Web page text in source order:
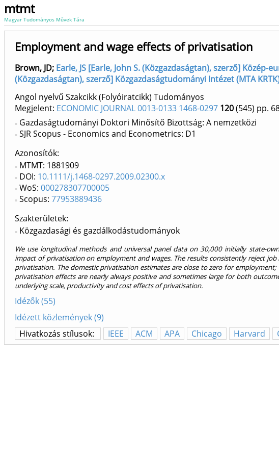
mtmt
Magyar Tudományos Művek Tára
Employment and wage effects of privatisation
Brown, JD; Earle, JS [Earle, John S. (Közgazdaságtan), szerző] Közép-
(Közgazdaságtan), szerző] Közgazdaságtudományi Intézet (MTA
Angol nyelvű Szakcikk (Folyóiratcikk) Tudományos
Megjelent: ECONOMIC JOURNAL 0013-0133 1468-0297 120(545) pp.
Gazdaságtudományi Doktori Minősítő Bizottság: A nemzetközi
SJR Scopus - Economics and Econometrics: D1
Azonosítók
MTMT: 1881909
DOI: 10.1111/j.1468-0297.2009.02300.x
WoS: 000278307700005
Scopus: 77953889436
Szakterületek:
Közgazdasági és gazdálkodástudományok
We use longitudinal methods and universal panel data on 30,000 initially state-
impact of privatisation on employment and wages. The results consistently reject
privatisation. The domestic privatisation estimates are close to zero for
privatisation effects are nearly always positive and sometimes large for both
underlying scale, productivity and cost effects of privatisation.
Idézők (55)
Idézett közlemények (9)
Hivatkozás stílusok:
IEEE ACM APA Chicago Harvard